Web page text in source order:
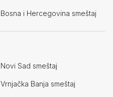
Bosna i Hercegovina smeštaj
Novi Sad smeštaj
Vrnjačka Banja smeštaj